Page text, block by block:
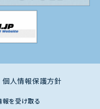
個人情報保護方針
を受け取る